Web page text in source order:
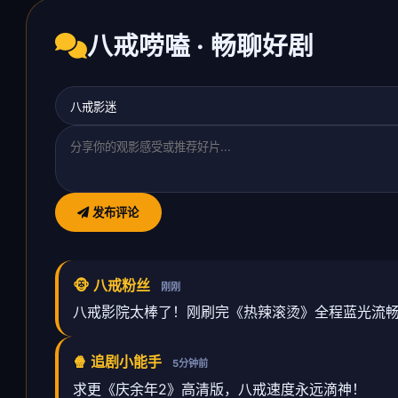
八戒唠嗑 · 畅聊好剧
发布评论
🐵 八戒粉丝 刚刚
八戒影院太棒了！刚刷完《热辣滚烫》全程蓝光流
🍿 追剧小能手 5分钟前
求更《庆余年2》高清版，八戒速度永远滴神！